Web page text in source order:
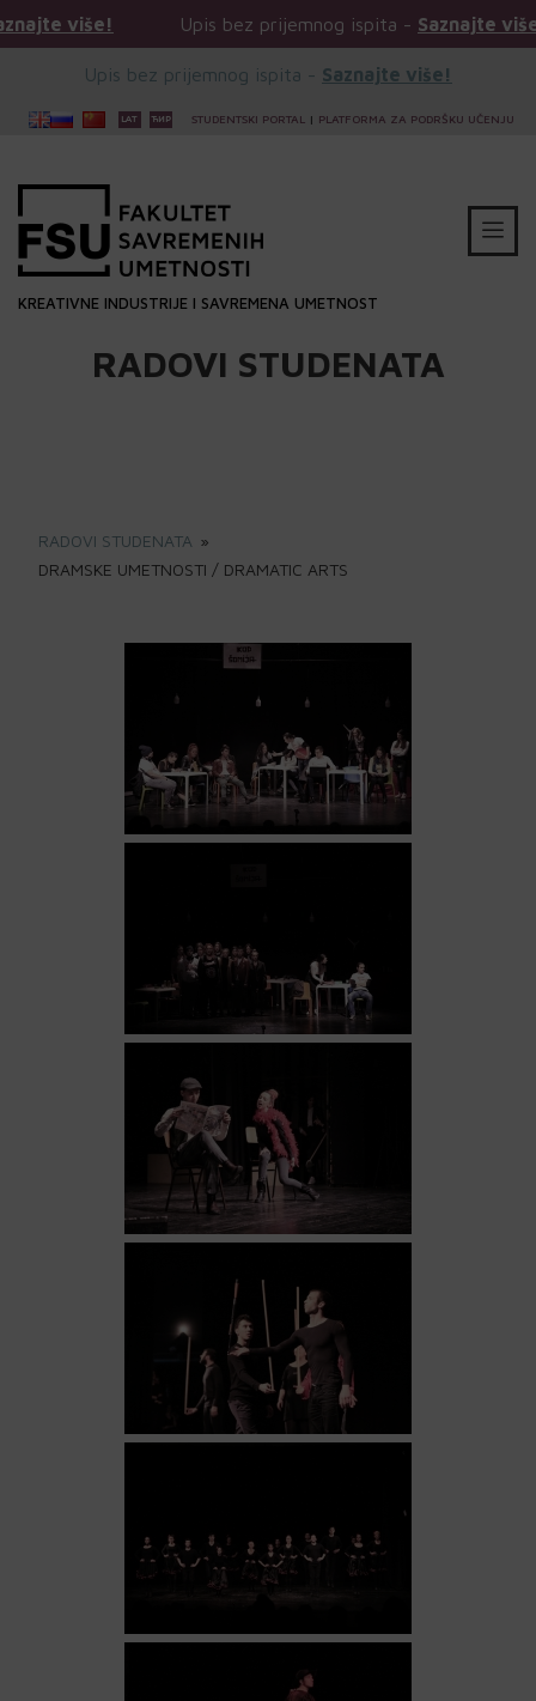
Upis bez prijemnog ispita -Saznajte više! Upis
Upis bez prijemnog ispita - Saznajte više!
STUDENTSKI PORTAL | PLATFORMA ZA PODRŠKU UČENJU
KREATIVNE INDUSTRIJE I SAVREMENA UMETNOST
RADOVI STUDENATA
RADOVI STUDENATA »
DRAMSKE UMETNOSTI / DRAMATIC ARTS